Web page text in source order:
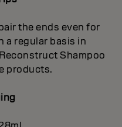
the ends even for
a regular basis in
Shampoo
products.